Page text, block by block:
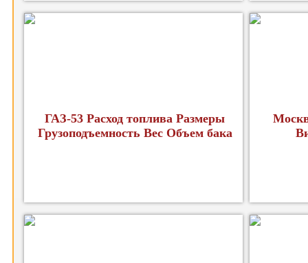
ГАЗ-53 Расход топлива Размеры
Грузоподъемность Вес Объем бака